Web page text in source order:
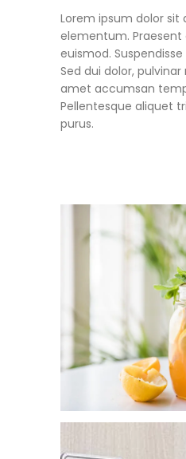
Lorem ipsum dolor sit
elementum.
euismod.
Sed dui dolor,
amet accumsan
Pellentesque aliquet
purus.